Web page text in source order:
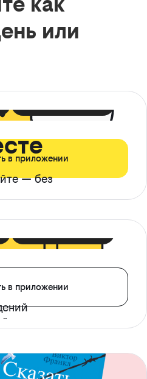
или
— без
в приложении
в приложении